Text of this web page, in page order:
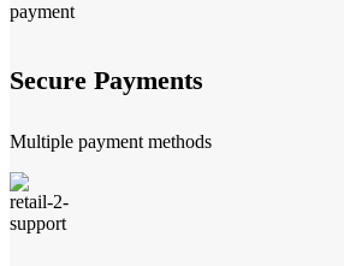
Secure Payments
Multiple payment methods